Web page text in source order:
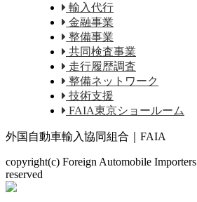
輸入代行
金融事業
整備事業
共同検査事業
走行履歴調査
整備ネットワーク
技術支援
FAIA東京ショールーム
外国自動車輸入協同組合｜FAIA
copyright(c) Foreign Automobile
reserved